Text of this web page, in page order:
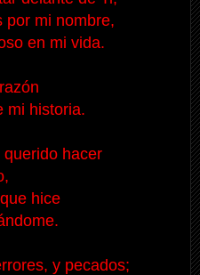
por mi nombre,
en mi vida.
mi historia.
hacer
hice
y pecados;